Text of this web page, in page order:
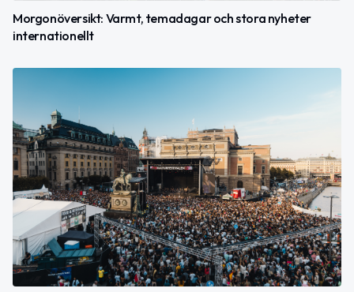
Morgonöversikt: Varmt, temadagar och stora nyheter
internationellt